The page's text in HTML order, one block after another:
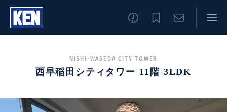
NISHI-WASEDA CITY TOWER
西早稲田シティタワー 11階 3LDK